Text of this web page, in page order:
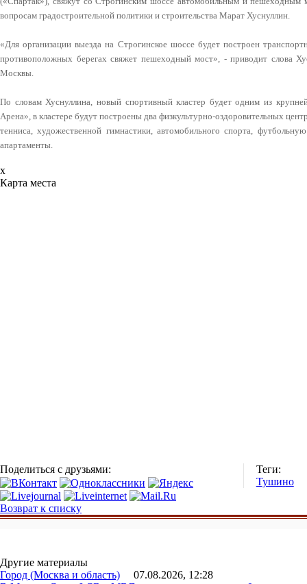
вопросам градостроительной политики и строительства Марат Хуснуллин.
«Для организации выезда на Строгинское шоссе будет построен
противоположных берегах свяжет пешеходный мост», - приводит слова
Москвы.
По словам Хуснуллина, новый спортивный кластер будет одним из
Арена», в кластере будут построены два физкультурно-оздоровительных
тенниса, художественной гимнастики, автомобильного спорта,
апартаменты.
x
Карта места
Поделиться с друзьями:
Теги:
Тушино
Возврат к списку
Другие материалы
Город (Москва и область) 07.08.2026, 12:28